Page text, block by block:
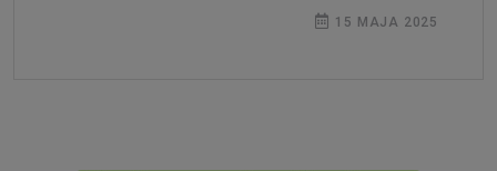
15 MAJA 2025